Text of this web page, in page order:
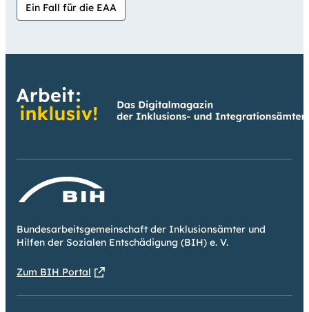
Ein Fall für die EAA
Bundesarbeitsgemeinschaft der Inklusionsämter und
Hilfen der Sozialen Entschädigung (BIH) e. V.
Zum BIH Portal